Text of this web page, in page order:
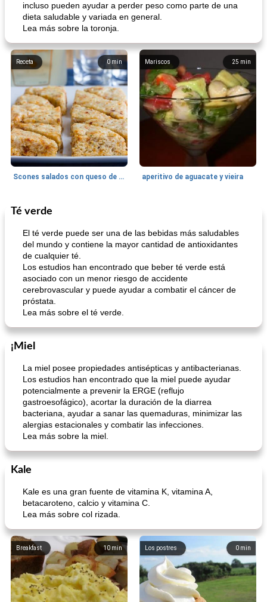
incluso pueden ayudar a perder peso como parte de una
dieta saludable y variada en general.
Lea más sobre la toronja.
0 min
Receta
Scones salados con queso de cabra y tomates secados al sol
25 min
Mariscos
aperitivo de aguacate y vieira
Postre
Galletas de avena de plátano (con una variación de 'mezcla de camino') Ensalada de zanahoria hawaiana
Té verde
El té verde puede ser una de las bebidas más saludables
del mundo y contiene la mayor cantidad de antioxidantes
de cualquier té.
Los estudios han encontrado que beber té verde está
asociado con un menor riesgo de accidente
cerebrovascular y puede ayudar a combatir el cáncer de
próstata.
Lea más sobre el té verde.
¡Miel
La miel posee propiedades antisépticas y antibacterianas.
Los estudios han encontrado que la miel puede ayudar
potencialmente a prevenir la ERGE (reflujo
gastroesofágico), acortar la duración de la diarrea
bacteriana, ayudar a sanar las quemaduras, minimizar las
alergias estacionales y combatir las infecciones.
Lea más sobre la miel.
Kale
Kale es una gran fuente de vitamina K, vitamina A,
betacaroteno, calcio y vitamina C.
Lea más sobre col rizada.
10 min
Breakfast 0 min
Los postres